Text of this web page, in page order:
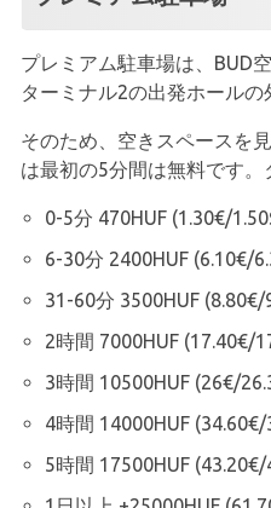
プレミアム駐車場は、BUD
ターミナル2の出発ホール
そのため、空きスペースを
は最初の5分間は無料です
0-5分 470HUF (1.30€/
6-30分 2400HUF (6.10€/
31-60分 3500HUF (8.80€/
2時間 7000HUF (17.40€/
3時間 10500HUF (26€/
4時間 14000HUF (34.60€/
5時間 17500HUF (43.20€/